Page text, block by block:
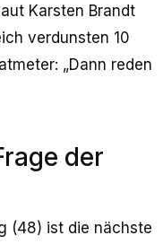
Karsten Brandt
verdunsten 10
„Dann reden
der
(48) ist die nächste